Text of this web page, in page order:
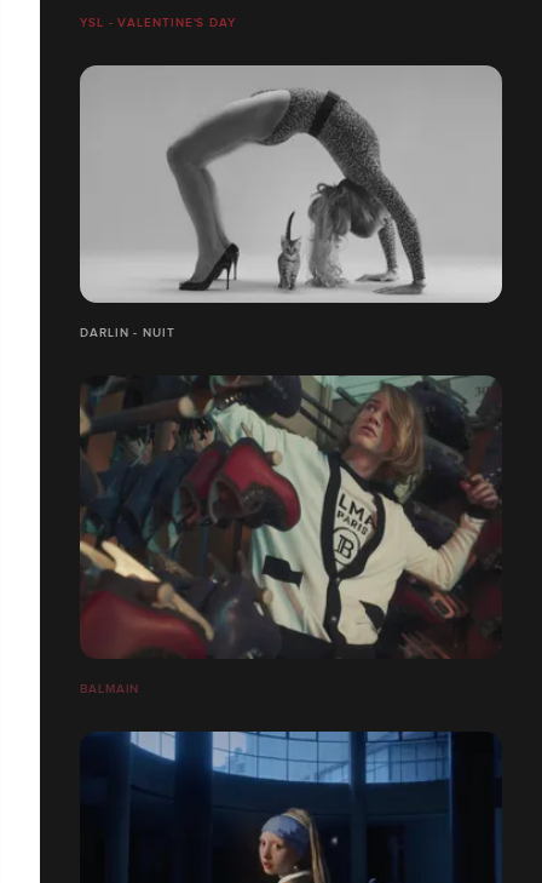
YSL - VALENTINE'S DAY
DARLIN - NUIT
BALMAIN